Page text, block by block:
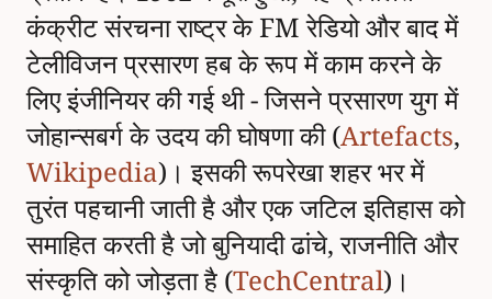
कंक्रीट संरचना राष्ट्र के FM रेडियो और बाद में
टेलीविजन प्रसारण हब के रूप में काम करने के
लिए इंजीनियर की गई थी - जिसने प्रसारण युग में
जोहान्सबर्ग के उदय की घोषणा की (Artefacts,
Wikipedia)। इसकी रूपरेखा शहर भर में
तुरंत पहचानी जाती है और एक जटिल इतिहास को
समाहित करती है जो बुनियादी ढांचे, राजनीति और
संस्कृति को जोड़ता है (TechCentral)।